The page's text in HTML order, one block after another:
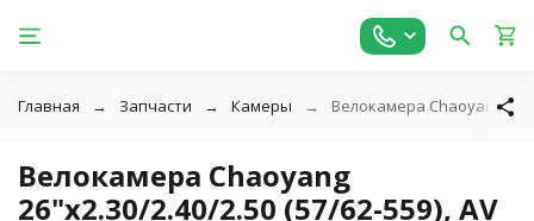
Главная Запчасти Камеры Велокамера Chaoyang
Велокамера Chaoyang
26"x2.30/2.40/2.50 (57/62-559), AV